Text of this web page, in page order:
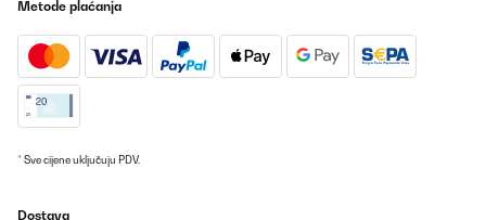
Metode plaćanja
* Sve cijene uključuju PDV.
Dostava